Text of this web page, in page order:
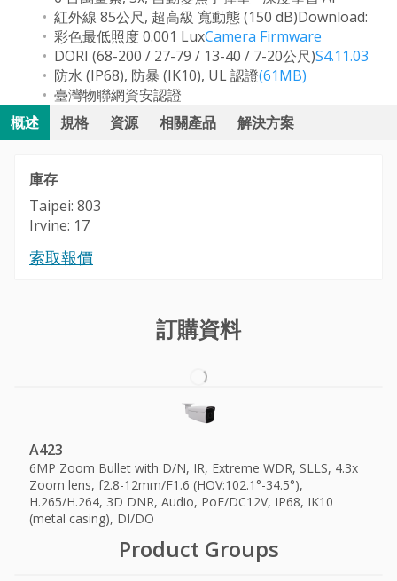
紅外線 85公尺, 超高級 寬動態 (150 dB)
彩色最低照度 0.001 Lux
DORI (68-200 / 27-79 / 13-40 / 7-20公尺)
防水 (IP68), 防暴 (IK10), UL 認證
臺灣物聯網資安認證
Download:
Camera Firmware
S4.11.03
(61MB)
概述 規格 資源 相關產品 解決方案
庫存
Taipei: 803
Irvine: 17
索取報價
訂購資料
A423
6MP Zoom Bullet with D/N, IR, Extreme WDR, SLLS, 4.3x
Zoom lens, f2.8-12mm/F1.6 (HOV:102.1°-34.5°),
H.265/H.264, 3D DNR, Audio, PoE/DC12V, IP68, IK10
(metal casing), DI/DO
Product Groups